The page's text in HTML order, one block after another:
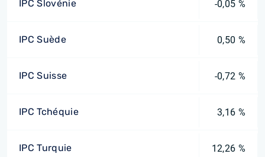
IPC Slovénie -0,05 %
IPC Suède 0,50 %
IPC Suisse -0,72 %
IPC Tchéquie 3,16 %
IPC Turquie 12,26 %